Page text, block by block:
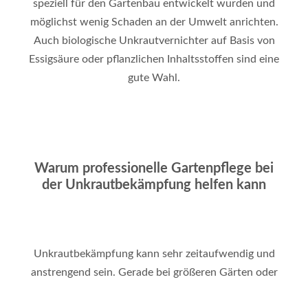
speziell für den Gartenbau entwickelt wurden und
möglichst wenig Schaden an der Umwelt anrichten.
Auch biologische Unkrautvernichter auf Basis von
Essigsäure oder pflanzlichen Inhaltsstoffen sind eine
gute Wahl.
Warum professionelle Gartenpflege bei
der Unkrautbekämpfung helfen kann
Unkrautbekämpfung kann sehr zeitaufwendig und
anstrengend sein. Gerade bei größeren Gärten oder